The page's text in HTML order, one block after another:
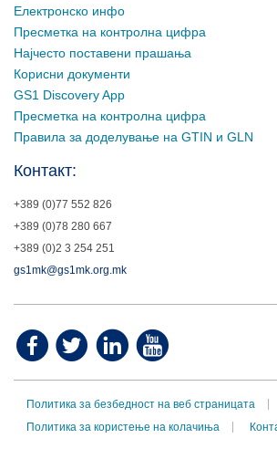
Електронско инфо
Пресметка на контролна цифра
Најчесто поставени прашања
Корисни документи
GS1 Discovery App
Пресметка на контролна цифра
Правила за доделување на GTIN и GLN
Контакт:
+389 (0)77 552 826
+389 (0)78 280 667
+389 (0)2 3 254 251
gs1mk@gs1mk.org.mk
Политика за безбедност на веб страницата
Политика за користење на колачиња